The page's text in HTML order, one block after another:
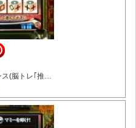
アヌビスチャンス(脳トレ｢推理力｣)